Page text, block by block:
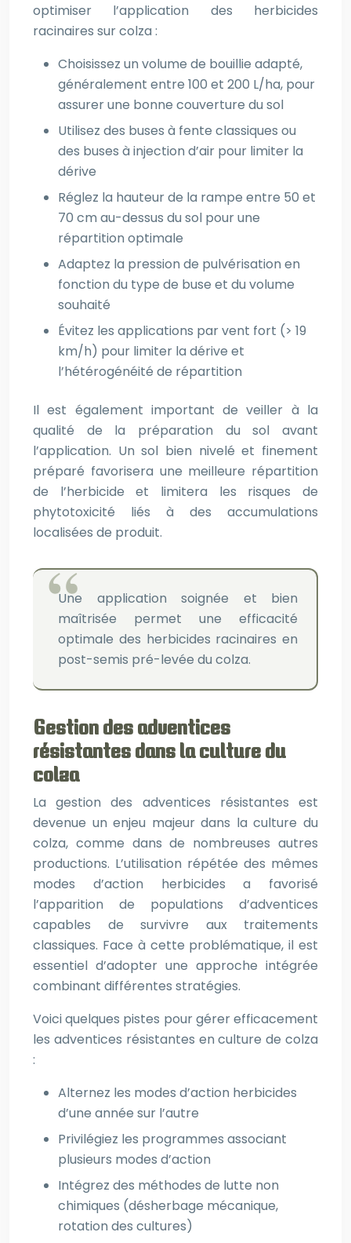
optimiser l’application des herbicides
racinaires sur colza :
Choisissez un volume de bouillie adapté,
généralement entre 100 et 200 L/ha, pour
assurer une bonne couverture du sol
Utilisez des buses à fente classiques ou
des buses à injection d’air pour limiter la
dérive
Réglez la hauteur de la rampe entre 50 et
70 cm au-dessus du sol pour une
répartition optimale
Adaptez la pression de pulvérisation en
fonction du type de buse et du volume
souhaité
Évitez les applications par vent fort (> 19
km/h) pour limiter la dérive et
l’hétérogénéité de répartition
Il est également important de veiller à la
qualité de la préparation du sol avant
l’application. Un sol bien nivelé et finement
préparé favorisera une meilleure répartition
de l’herbicide et limitera les risques de
phytotoxicité liés à des accumulations
localisées de produit.
Une application soignée et bien
maîtrisée permet une efficacité
optimale des herbicides racinaires en
post-semis pré-levée du colza.
Gestion des adventices
résistantes dans la culture du
colza
La gestion des adventices résistantes est
devenue un enjeu majeur dans la culture du
colza, comme dans de nombreuses autres
productions. L’utilisation répétée des mêmes
modes d’action herbicides a favorisé
l’apparition de populations d’adventices
capables de survivre aux traitements
classiques. Face à cette problématique, il est
essentiel d’adopter une approche intégrée
combinant différentes stratégies.
Voici quelques pistes pour gérer efficacement
les adventices résistantes en culture de colza
:
Alternez les modes d’action herbicides
d’une année sur l’autre
Privilégiez les programmes associant
plusieurs modes d’action
Intégrez des méthodes de lutte non
chimiques (désherbage mécanique,
rotation des cultures)